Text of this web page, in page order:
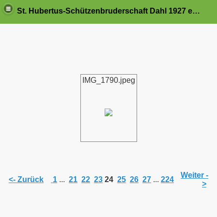
St. Hubertus-Schützenbruderschaft Dahl 1927 e.V.
IMG_1790.jpeg
<- Zurück 1 ... 21 22 23 24 25 26 27 ... 224
Weiter -
>